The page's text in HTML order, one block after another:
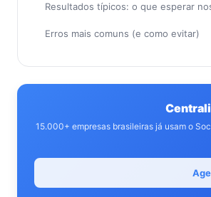
Resultados típicos: o que esperar
Erros mais comuns (e como evitar)
15.000+ empresas brasileiras já usam o